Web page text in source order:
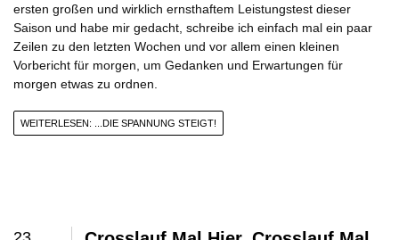
ersten großen und wirklich ernsthaftem Leistungstest dieser
Saison und habe mir gedacht, schreibe ich einfach mal ein paar
Zeilen zu den letzten Wochen und vor allem einen kleinen
Vorbericht für morgen, um Gedanken und Erwartungen für
morgen etwas zu ordnen.
WEITERLESEN: ...DIE SPANNUNG STEIGT!